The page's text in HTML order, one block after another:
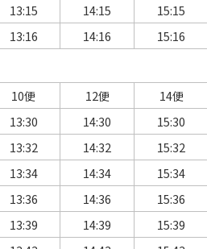
13:15 14:15
15:15
13:16 14:16
15:16
10便 12便
14便
13:30 14:30
15:30
13:32 14:32
15:32
13:34 14:34
15:34
13:36 14:36
15:36
13:39 14:39
15:39